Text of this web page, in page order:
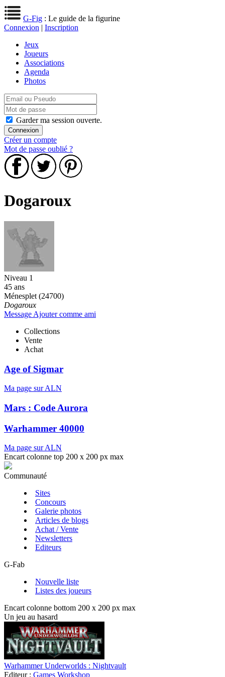
G-Fig : Le guide de la figurine
Connexion | Inscription
Jeux
Joueurs
Associations
Agenda
Photos
Garder ma session ouverte.
Créer un compte
Mot de passe oublié ?
Dogaroux
Niveau 1
45 ans
Ménesplet (24700)
Dogaroux
Message Ajouter comme ami
Collections
Vente
Achat
Age of Sigmar
Ma page sur ALN
Mars : Code Aurora
Warhammer 40000
Ma page sur ALN
Encart colonne top 200 x 200 px max
Communauté
Sites
Concours
Galerie photos
Articles de blogs
Achat / Vente
Newsletters
Editeurs
G-Fab
Nouvelle liste
Listes des joueurs
Encart colonne bottom 200 x 200 px max
Un jeu au hasard
Warhammer Underworlds : Nightvault
Editeur : Games Workshop